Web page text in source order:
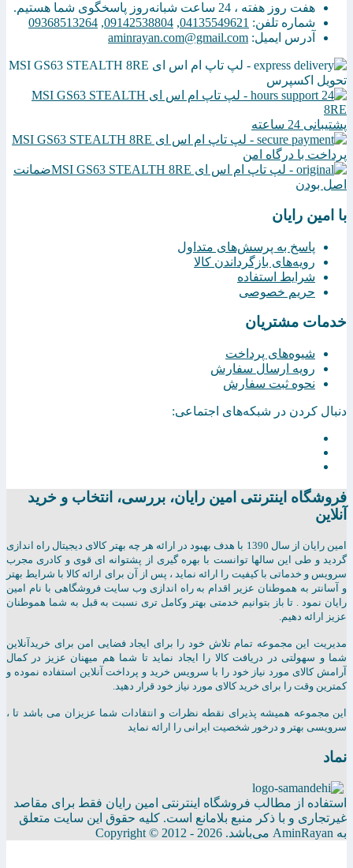
هفت روز هفته ، 24 ساعت شبانه‌روز پاسخگوی شما هستیم.
شماره تلفن: 04135549621
,
09142538804
,
09368513264
آدرس ایمیل: aminrayan.com@gmail.com
تحویل اکسپرس
پشتیبانی 24 ساعته
پرداخت با درگاه امن
ضمانت
اصل بودن
با امین رایان
پاسخ به پرسش‌های متداول
رویه‌های بازگرداندن کالا
شرایط استفاده
حریم خصوصی
خدمات مشتریان
شیوه‌های پرداخت
رویه ارسال سفارش
نحوه ثبت سفارش
دنبال کردن در شبکه‌های اجتماعی:
فروشگاه اینترنتی امين رايان، بررسی، انتخاب و خرید
آنلاین
امين رايان از سال 1390 با هدف بهبود در ارائه هر چه بهتر کالای دیجیتال راه اندازی
گردید و طی این سالها توانست با بهره گیری از پشتوانه ای قوی و کادری مجرب
سرویس و خدماتی با کیفیت را ارائه نماید ، پس از آن برای ارائه کالا با شرایط بهتر
و آسانتر به هموطنان عزیر اقدام به راه اندازی وب سایت فروشگاهی با نام امین
رایان نمود . تا باز بتوانیم خدمتی بهتر وکامل تری نسبت به قبل به شما هموطنان
عزیز ارائه دهیم.
مدیریت این مجموعه تمام تلاش خود را برای ایجاد فضایی امن برای خریدآنلاین
شما و سهولتی در دریافت کالا را ایجاد نماید تا شما هم میهنان عزیز در کمال
آرامش کالای مورد نیاز خود را با سرویس خرید و پرداخت آنلاین استفاده نموده و
کمترین وقت را برای خرید کالای مورد نیاز خود قرار دهید.
این مجموعه همیشه پذیرای نقطه نظرات و انتقادات شما عزیزان می باشد تا ،
سرویسی بهتر و درخور شخصیت ایرانی را ارائه نماید
نماد
استفاده از مطالب فروشگاه اینترنتی امین رایان فقط برای مقاصد
غیرتجاری و با ذکر منبع بلامانع است. کلیه حقوق این سایت متعلق
به AminRayan می‌باشد. Copyright © 2012 - 2026